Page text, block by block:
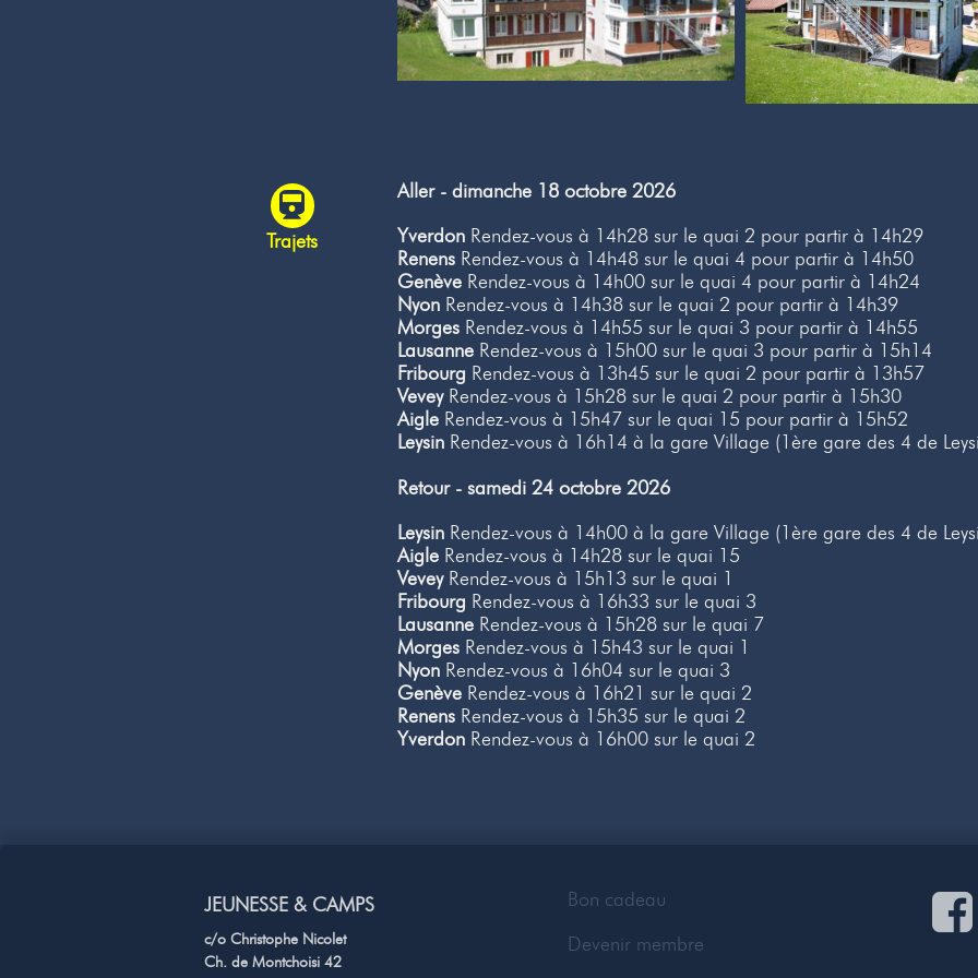
Trajets
Aller - dimanche 18 octobre 2026
YverdonRendez-vous à 14h28 sur le quai 2 pour partir à 14h29
RenensRendez-vous à 14h48 sur le quai 4 pour partir à 14h50
GenèveRendez-vous à 14h00 sur le quai 4 pour partir à 14h24
NyonRendez-vous à 14h38 sur le quai 2 pour partir à 14h39
MorgesRendez-vous à 14h55 sur le quai 3 pour partir à 14h55
LausanneRendez-vous à 15h00 sur le quai 3 pour partir à 15h14
Fribourg Rendez-vous à 13h45 sur le quai 2 pour partir à 13h57
VeveyRendez-vous à 15h28 sur le quai 2 pour partir à 15h30
AigleRendez-vous à 15h47 sur le quai 15 pour partir à 15h52
LeysinRendez-vous à 16h14 à la gare Village (1ère gare des 4 de
Retour - samedi 24 octobre 2026
LeysinRendez-vous à 14h00 à la gare Village (1ère gare des 4 de
AigleRendez-vous à 14h28 sur le quai 15
VeveyRendez-vous à 15h13 sur le quai 1
Fribourg Rendez-vous à 16h33 sur le quai 3
LausanneRendez-vous à 15h28 sur le quai 7
MorgesRendez-vous à 15h43 sur le quai 1
NyonRendez-vous à 16h04 sur le quai 3
GenèveRendez-vous à 16h21 sur le quai 2
RenensRendez-vous à 15h35 sur le quai 2
YverdonRendez-vous à 16h00 sur le quai 2
JEUNESSE & CAMPS
c/o Christophe Nicolet
Ch. de Montchoisi 42
Bon cadeau
Devenir membre